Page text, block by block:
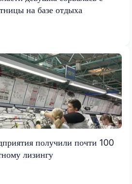
на базе отдыха
получили почти 100
лизингу